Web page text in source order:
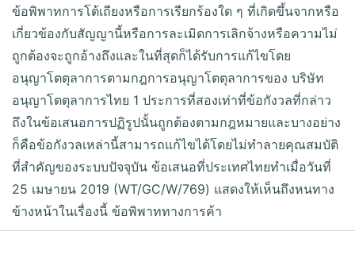
ข้อพิพาทการโต้เถียงหรือการเรียกร้องใด ๆ ที่เกิดขึ้นจากหรือ
เกี่ยวข้องกับสัญญานี้หรือการละเมิดการเลิกจ้างหรือความไม่
ถูกต้องจะถูกอ้างถึงและในที่สุดก็ได้รับการแก้ไขโดย
อนุญาโตตุลาการตามกฎการอนุญาโตตุลาการของ บริษัท
อนุญาโตตุลาการไทย 1 ประการที่สองเท่าที่ข้อกังวลที่กล่าว
ถึงในข้อเสนอการปฏิรูปนั้นถูกต้องตามกฎหมายและบางอย่าง
ก็คือข้อกังวลเหล่านี้สามารถแก้ไขได้โดยไม่ทำลายคุณสมบัติ
ที่สำคัญของระบบปัจจุบัน ข้อเสนอที่ประเทศไทยทำเมื่อวันที่
25 เมษายน 2019 (WT/GC/W/769) แสดงให้เห็นถึงหนทาง
ข้างหน้าในเรื่องนี้ ข้อพิพาททางการค้า